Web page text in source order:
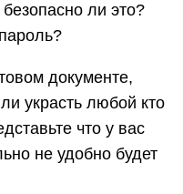
ли это?
документе,
украсть любой кто
что у вас
не удобно будет